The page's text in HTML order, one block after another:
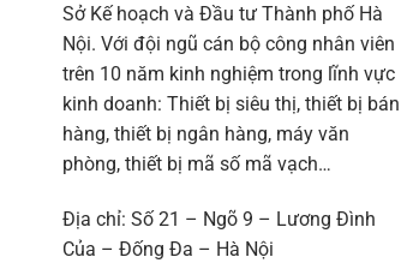
Sở Kế hoạch và Đầu tư Thành phố Hà
Nội. Với đội ngũ cán bộ công nhân viên
trên 10 năm kinh nghiệm trong lĩnh vực
kinh doanh: Thiết bị siêu thị, thiết bị bán
hàng, thiết bị ngân hàng, máy văn
phòng, thiết bị mã số mã vạch…
Địa chỉ: Số 21 – Ngõ 9 – Lương Đình
Của – Đống Đa – Hà Nội